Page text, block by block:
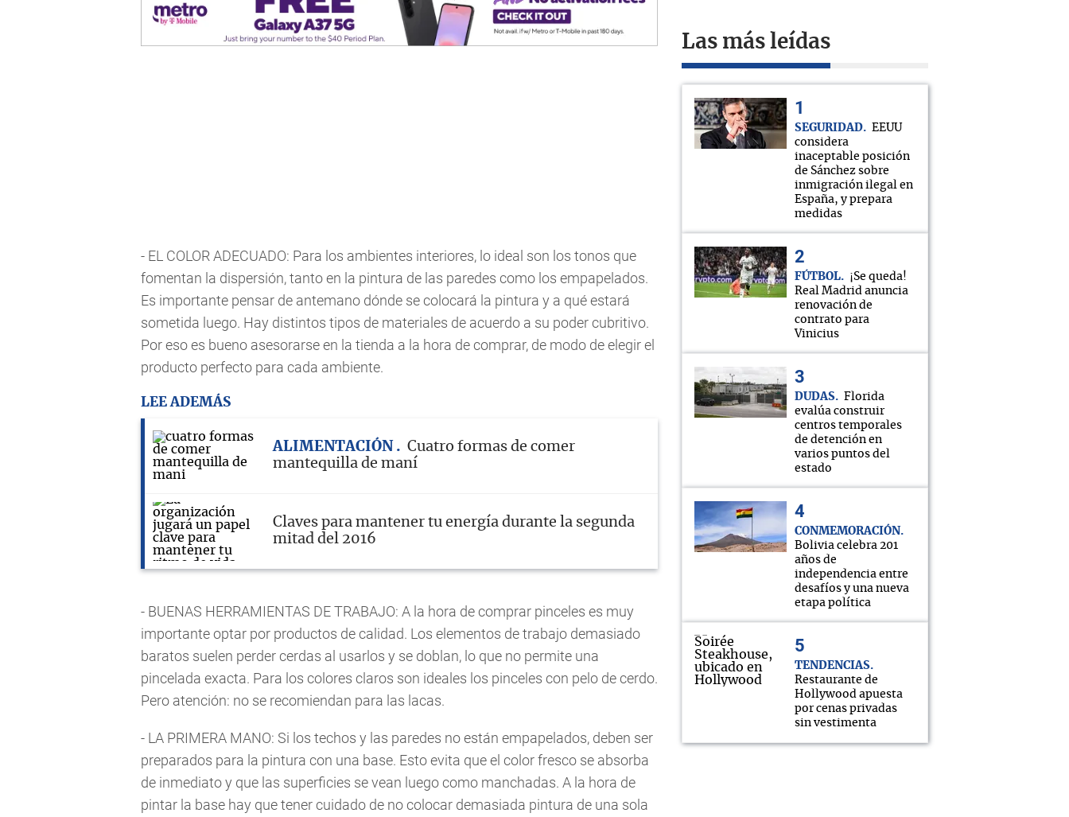
- EL COLOR ADECUADO: Para los ambientes interiores, lo ideal son los tonos que
fomentan la dispersión, tanto en la pintura de las paredes como los empapelados.
Es importante pensar de antemano dónde se colocará la pintura y a qué estará
sometida luego. Hay distintos tipos de materiales de acuerdo a su poder cubritivo.
Por eso es bueno asesorarse en la tienda a la hora de comprar, de modo de elegir el
producto perfecto para cada ambiente.
LEE ADEMÁS
ALIMENTACIÓN
Cuatro formas de comer
mantequilla de maní
Claves para mantener tu energía durante la segunda
mitad del 2016
- BUENAS HERRAMIENTAS DE TRABAJO: A la hora de comprar pinceles es muy
importante optar por productos de calidad. Los elementos de trabajo demasiado
baratos suelen perder cerdas al usarlos y se doblan, lo que no permite una
pincelada exacta. Para los colores claros son ideales los pinceles con pelo de cerdo.
Pero atención: no se recomiendan para las lacas.
- LA PRIMERA MANO: Si los techos y las paredes no están empapelados, deben ser
preparados para la pintura con una base. Esto evita que el color fresco se absorba
de inmediato y que las superficies se vean luego como manchadas. A la hora de
pintar la base hay que tener cuidado de no colocar demasiada pintura de una sola
Las más leídas
SEGURIDAD
EEUU
considera
inaceptable posición
de Sánchez sobre
inmigración ilegal en
España, y prepara
medidas
FÚTBOL
¡Se queda!
Real Madrid anuncia
renovación de
contrato para
Vinicius
DUDAS
Florida
evalúa construir
centros temporales
de detención en
varios puntos del
estado
CONMEMORACIÓN
Bolivia celebra 201
años de
independencia entre
desafíos y una nueva
etapa política
TENDENCIAS
Restaurante de
Hollywood apuesta
por cenas privadas
sin vestimenta